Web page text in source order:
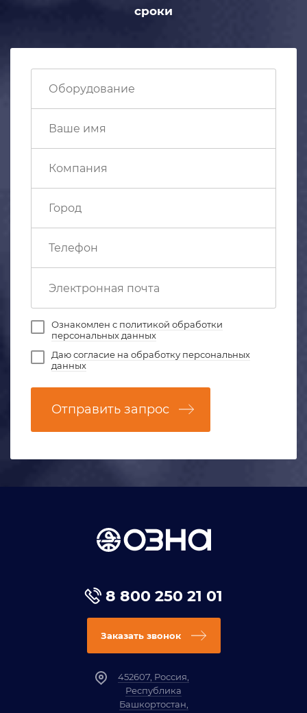
сроки
Ознакомлен с политикой обработки
персональных данных
Даюсогласие на обработку персональных
данных
Отправить запрос
8 800 250 21 01
Заказать звонок
452607, Россия,
Республика
Башкортостан,